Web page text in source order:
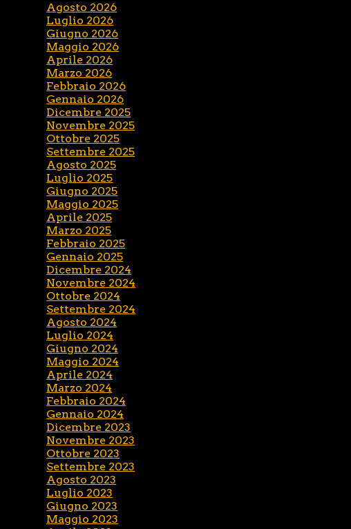
Agosto 2026
Luglio 2026
Giugno 2026
Maggio 2026
Aprile 2026
Marzo 2026
Febbraio 2026
Gennaio 2026
Dicembre 2025
Novembre 2025
Ottobre 2025
Settembre 2025
Agosto 2025
Luglio 2025
Giugno 2025
Maggio 2025
Aprile 2025
Marzo 2025
Febbraio 2025
Gennaio 2025
Dicembre 2024
Novembre 2024
Ottobre 2024
Settembre 2024
Agosto 2024
Luglio 2024
Giugno 2024
Maggio 2024
Aprile 2024
Marzo 2024
Febbraio 2024
Gennaio 2024
Dicembre 2023
Novembre 2023
Ottobre 2023
Settembre 2023
Agosto 2023
Luglio 2023
Giugno 2023
Maggio 2023